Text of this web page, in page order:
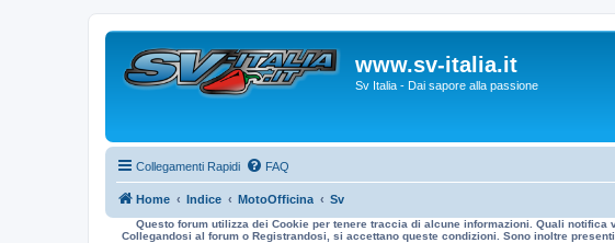
www.sv-italia.it
Sv Italia - Dai sapore alla passione
Collegamenti Rapidi FAQ
Home Indice MotoOfficina Sv
Questo forum utilizza dei Cookie per tenere traccia di alcune informazioni. Quali
Collegandosi al forum o Registrandosi, si accettano queste condizioni. Sono inoltre